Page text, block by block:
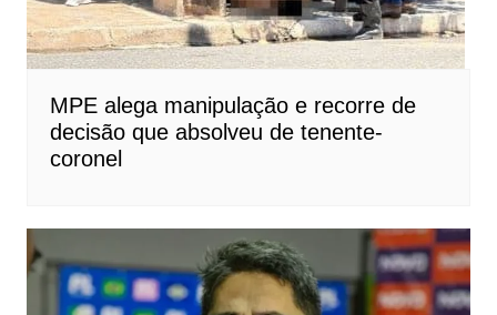
MPE alega manipulação e recorre de
decisão que absolveu de tenente-
coronel